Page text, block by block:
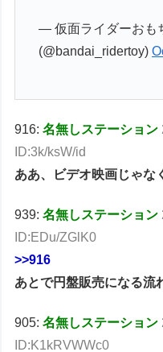
— 仮面ライダーおも
(@bandai_ridertoy)
916:名無しステーション
ID:3k/ksW/id
ああ、ビデオ映画じゃな
939:名無しステーション
ID:EDu/ZGlK0
>>916
あとで円盤販売になる流
905:名無しステーション
ID:K1kRVWWc0